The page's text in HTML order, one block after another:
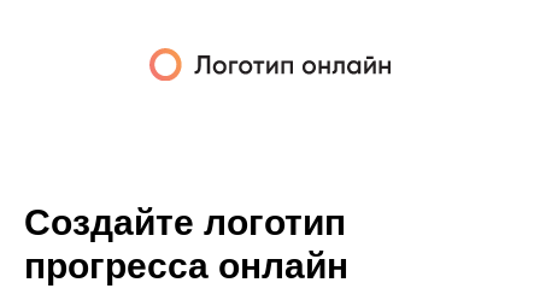
Создайте логотип
прогресса онлайн